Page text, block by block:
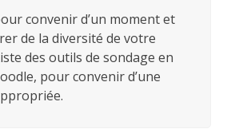
convenir d’un moment et
de la diversité de votre
des outils de sondage en
pour convenir d’une